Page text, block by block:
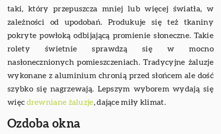
taki, który przepuszcza mniej lub więcej światła, w
zależności od upodobań. Produkuje się też tkaniny
pokryte powłoką odbijającą promienie słoneczne. Takie
rolety świetnie sprawdzą się w mocno
nasłonecznionych pomieszczeniach. Tradycyjne żaluzje
wykonane z aluminium chronią przed słońcem ale dość
szybko się nagrzewają. Lepszym wyborem wydają się
więc drewniane żaluzje, dające miły klimat.
Ozdoba okna